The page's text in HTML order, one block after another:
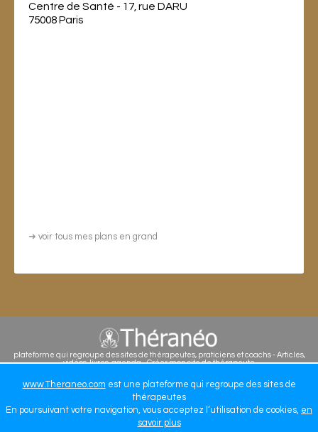
www.Theraneo.com est une plateforme qui regroupe des sites de
thérapeutes
En poursuivant votre navigation, vous acceptez l’utilisation de cookies, en
savoir plus
Centre de Santé - 17, rue DARU
75008 Paris
➜ voir tous mes plans en grand
plateforme qui regroupe des sites de thérapeutes, praticiens et coachs - Articles,
vidéos, livres, agenda - Créer mon site de thérapeute